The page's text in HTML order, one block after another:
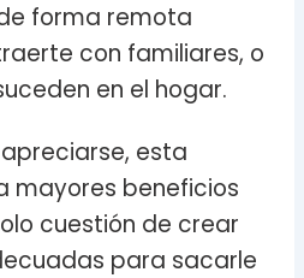
forma remota
con familiares, o
en el hogar.
esta
mayores beneficios
cuestión de crear
para sacarle